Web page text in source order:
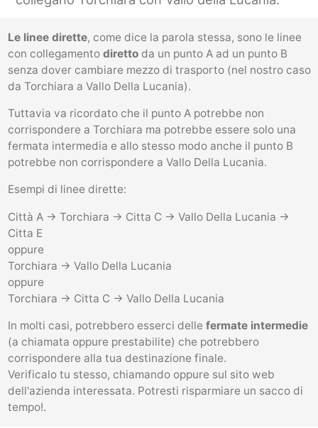
Le linee dirette, come dice la parola stessa, sono le linee
con collegamento direttoda un punto A ad un punto B
senza dover cambiare mezzo di trasporto (nel nostro caso
da Torchiara a Vallo Della Lucania).
Tuttavia va ricordato che il punto A potrebbe non
corrispondere a Torchiara ma potrebbe essere solo una
fermata intermedia e allo stesso modo anche il punto B
potrebbe non corrispondere a Vallo Della Lucania.
Esempi di linee dirette:
Città A -> Torchiara -> Citta C -> Vallo Della Lucania ->
Citta E
oppure
Torchiara -> Vallo Della Lucania
oppure
Torchiara -> Citta C -> Vallo Della Lucania
In molti casi, potrebbero esserci delle fermate intermedie
(a chiamata oppure prestabilite) che potrebbero
corrispondere alla tua destinazione finale.
Verificalo tu stesso, chiamando oppure sul sito web
dell'azienda interessata. Potresti risparmiare un sacco di
tempo!.